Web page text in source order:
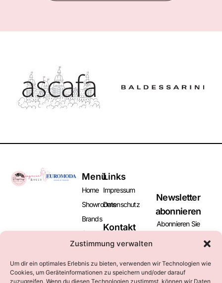
Zustimmung verwalten
Um dir ein optimales Erlebnis zu bieten, verwenden wir Technologien wie
Cookies, um Geräteinformationen zu speichern und/oder darauf
zuzugreifen. Wenn du diesen Technologien zustimmst, können wir Daten
Menü
Home
Showrooms
Brands
Aussteller
Besucher
News
Kataloge
Links
Impressum
Datenschutz
Kontakt
169016
marketing@euromoda-
neuss.de
Newsletter
abonnieren
Abonnieren Sie
kommende Messen
und Events.